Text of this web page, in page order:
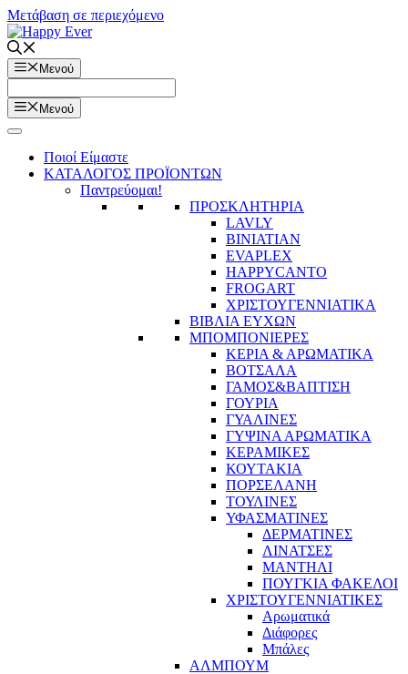
Μετάβαση σε περιεχόμενο
Μενού
Μενού
Ποιοί Είμαστε
ΚΑΤΑΛΟΓΟΣ ΠΡΟΪΟΝΤΩΝ
Παντρεύομαι!
ΠΡΟΣΚΛΗΤΗΡΙΑ
LAVLY
BINIATIAN
EVAPLEX
HAPPYCANTO
FROGART
ΧΡΙΣΤΟΥΓΕΝΝΙΑΤΙΚΑ
ΒΙΒΛΙΑ ΕΥΧΩΝ
ΜΠΟΜΠΟΝΙΕΡΕΣ
ΚΕΡΙΑ & ΑΡΩΜΑΤΙΚΑ
ΒΟΤΣΑΛΑ
ΓΑΜΟΣ&ΒΑΠΤΙΣΗ
ΓΟΥΡΙΑ
ΓΥΑΛΙΝΕΣ
ΓΥΨΙΝΑ ΑΡΩΜΑΤΙΚΑ
ΚΕΡΑΜΙΚΕΣ
ΚΟΥΤΑΚΙΑ
ΠΟΡΣΕΛΑΝΗ
ΤΟΥΛΙΝΕΣ
ΥΦΑΣΜΑΤΙΝΕΣ
ΔΕΡΜΑΤΙΝΕΣ
ΛΙΝΑΤΣΕΣ
ΜΑΝΤΗΛΙ
ΠΟΥΓΚΙΑ ΦΑΚΕΛΟΙ
ΧΡΙΣΤΟΥΓΕΝΝΙΑΤΙΚΕΣ
Αρωματικά
Διάφορες
Μπάλες
ΑΛΜΠΟΥΜ